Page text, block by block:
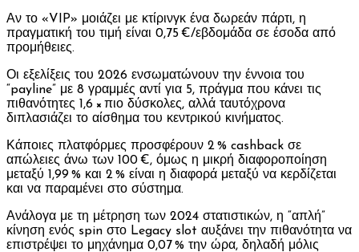
Αν το «VIP» μοιάζει με κτίρινγκ ένα δωρεάν πάρτι, η
πραγματική του τιμή είναι 0,75 €/εβδομάδα σε έσοδα από
προμήθειες.
Οι εξελίξεις του 2026 ενσωματώνουν την έννοια του
“payline” με 8 γραμμές αντί για 5, πράγμα που κάνει τις
πιθανότητες 1,6 × πιο δύσκολες, αλλά ταυτόχρονα
διπλασιάζει το αίσθημα του κεντρικού κινήματος.
Κάποιες πλατφόρμες προσφέρουν 2 % cashback σε
απώλειες άνω των 100 €, όμως η μικρή διαφοροποίηση
μεταξύ 1,99 % και 2 % είναι η διαφορά μεταξύ να κερδίζεται
και να παραμένει στο σύστημα.
Ανάλογα με τη μέτρηση των 2024 στατιστικών, η “απλή”
κίνηση ενός spin στο Legacy slot αυξάνει την πιθανότητα να
επιστρέψει το μηχάνημα 0,07 % την ώρα, δηλαδή μόλις